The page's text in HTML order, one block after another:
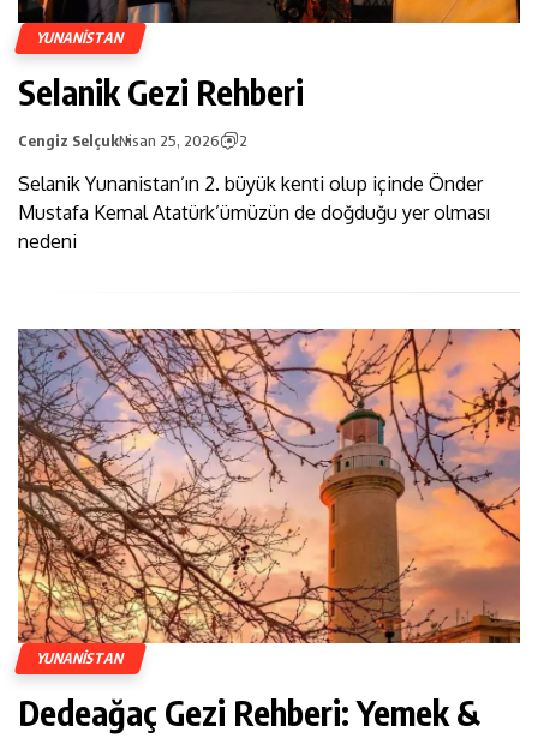
YUNANISTAN
Selanik Gezi Rehberi
Cengiz SelçukNisan 25, 2026 2
Selanik Yunanistan’ın 2. büyük kenti olup içinde Önder
Mustafa Kemal Atatürk’ümüzün de doğduğu yer olması
nedeni
YUNANISTAN
Dedeağaç Gezi Rehberi: Yemek &